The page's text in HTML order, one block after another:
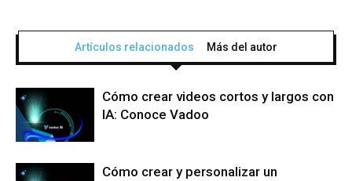
Artículos relacionados Más del autor
Cómo crear videos cortos y largos con
IA: Conoce Vadoo
Cómo crear y personalizar un